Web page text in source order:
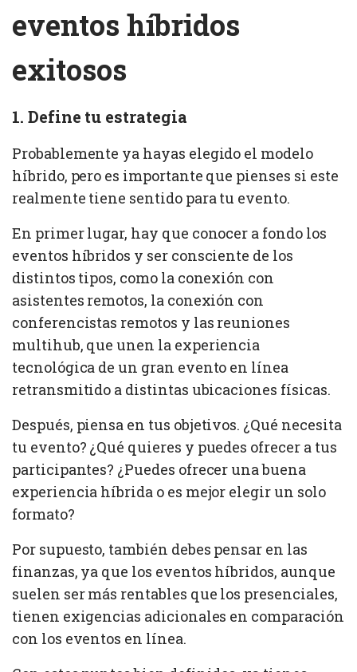
eventos híbridos
exitosos
1. Define tu estrategia
Probablemente ya hayas elegido el modelo
híbrido, pero es importante que pienses si este
realmente tiene sentido para tu evento.
En primer lugar, hay que conocer a fondo los
eventos híbridos y ser consciente de los
distintos tipos, como la conexión con
asistentes remotos, la conexión con
conferencistas remotos y las reuniones
multihub, que unen la experiencia
tecnológica de un gran evento en línea
retransmitido a distintas ubicaciones físicas.
Después, piensa en tus objetivos. ¿Qué necesita
tu evento? ¿Qué quieres y puedes ofrecer a tus
participantes? ¿Puedes ofrecer una buena
experiencia híbrida o es mejor elegir un solo
formato?
Por supuesto, también debes pensar en las
finanzas, ya que los eventos híbridos, aunque
suelen ser más rentables que los presenciales,
tienen exigencias adicionales en comparación
con los eventos en línea.